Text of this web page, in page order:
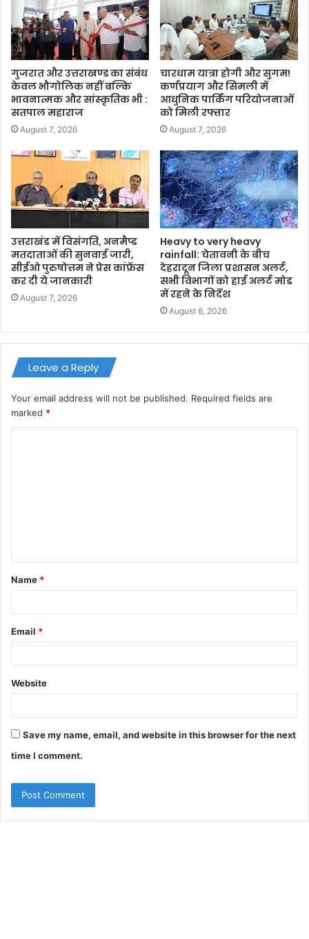
गुजरात और उत्तराखण्ड का संबंध
केवल भौगोलिक नहीं बल्कि
भावनात्मक और सांस्कृतिक भी :
सतपाल महाराज
August 7, 2026
चारधाम यात्रा होगी और सुगम!
कर्णप्रयाग और सिमली में
आधुनिक पार्किंग परियोजनाओं
को मिली रफ्तार
August 7, 2026
उत्तराखंड में विसंगति, अनमैप्ड
मतदाताओं की सुनवाई जारी,
सीईओ पुरुषोत्तम ने प्रेस कांफ्रेंस
कर दी ये जानकारी
August 7, 2026
Heavy to very heavy
rainfall: चेतावनी के बीच
देहरादून जिला प्रशासन अलर्ट,
सभी विभागों को हाई अलर्ट मोड
में रहने के निर्देश
August 6, 2026
Leave a Reply
Your email address will not be published. Required fields are
marked *
t
*
Name *
Email *
Website
Save my name, email, and website in this browser for the next
time I comment.